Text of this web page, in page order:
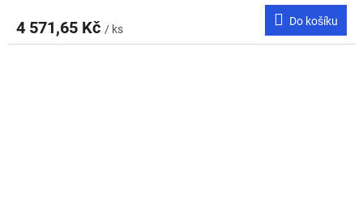
4 571,65 Kč / ks
Do košíku